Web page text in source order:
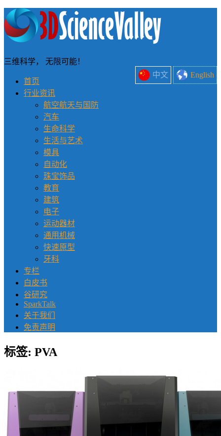
中文 English
三维科学， 无限可能！
首页
行业资讯
航空航天与国防
汽车
生命科学
生活与艺术
模具
自动化
珠宝饰品
教育
建筑
电子
运动器材
通用机械
快速原型
牙科
专栏
白皮书
谷研究
SparkTalk
关于我们
免责声明
标签: PVA